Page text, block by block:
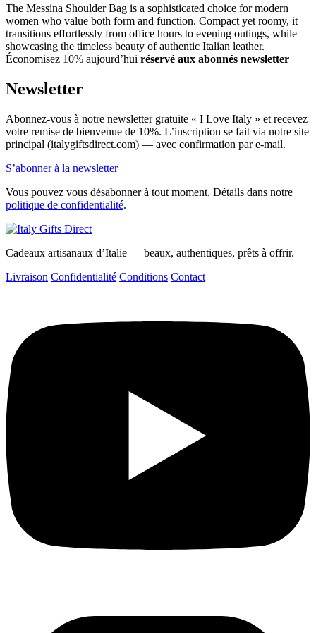
The Messina Shoulder Bag is a sophisticated choice for modern
women who value both form and function. Compact yet roomy, it
transitions effortlessly from office hours to evening outings, while
showcasing the timeless beauty of authentic Italian leather.
Économisez 10% aujourd’hui réservé aux abonnés newsletter
Newsletter
Abonnez-vous à notre newsletter gratuite « I Love Italy » et recevez
votre remise de bienvenue de 10%. L’inscription se fait via notre site
principal (italygiftsdirect.com) — avec confirmation par e-mail.
S’abonner à la newsletter
Vous pouvez vous désabonner à tout moment. Détails dans notre
politique de confidentialité.
Cadeaux artisanaux d’Italie — beaux, authentiques, prêts à offrir.
Livraison Confidentialité Conditions Contact